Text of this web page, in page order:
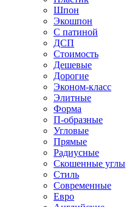
Шпон
Экошпон
С патиной
ДСП
Стоимость
Дешевые
Дорогие
Эконом-класс
Элитные
Форма
П-образные
Угловые
Прямые
Радиусные
Скошенные углы
Стиль
Современные
Евро